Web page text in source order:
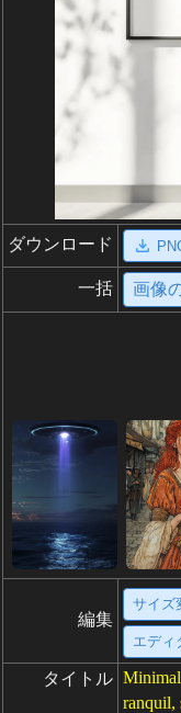
ダウンロード
一括 画像
編集
サイズ
エディ
タイトル
ranquil,